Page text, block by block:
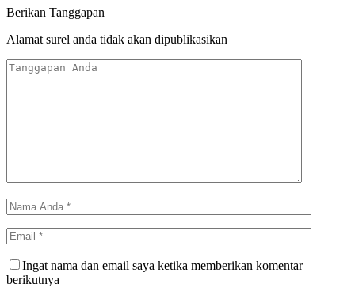
Berikan Tanggapan
Alamat surel anda tidak akan dipublikasikan
Ingat nama dan email saya ketika memberikan komentar
berikutnya